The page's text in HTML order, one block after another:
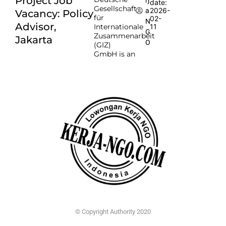
Vacancy: Policy
Advisor,
Jakarta
Gesellschaft
für
Internationale
Zusammenarbeit
(GIZ)
GmbH is an
a
N
G
O
date:
2026-
02-
11
© Copyright Authority 2020